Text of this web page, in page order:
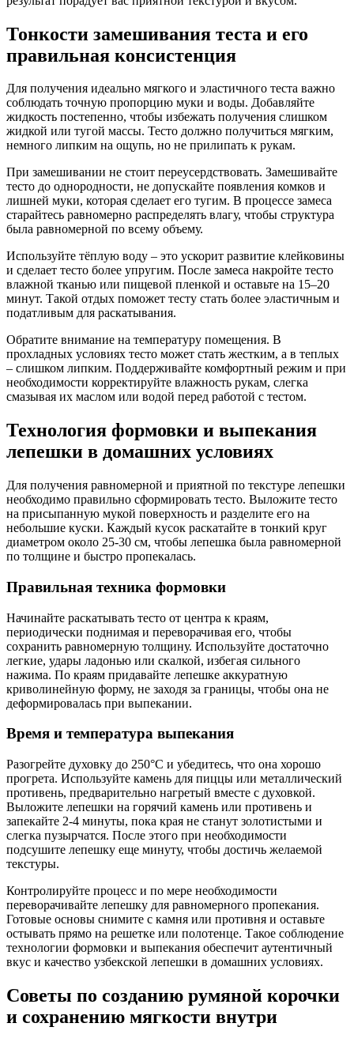
Тонкости замешивания теста и его
правильная консистенция
Для получения идеально мягкого и эластичного теста важно
соблюдать точную пропорцию муки и воды. Добавляйте
жидкость постепенно, чтобы избежать получения слишком
жидкой или тугой массы. Тесто должно получиться мягким,
немного липким на ощупь, но не прилипать к рукам.
При замешивании не стоит переусердствовать. Замешивайте
тесто до однородности, не допускайте появления комков и
лишней муки, которая сделает его тугим. В процессе замеса
старайтесь равномерно распределять влагу, чтобы структура
была равномерной по всему объему.
Используйте тёплую воду – это ускорит развитие клейковины
и сделает тесто более упругим. После замеса накройте тесто
влажной тканью или пищевой пленкой и оставьте на 15–20
минут. Такой отдых поможет тесту стать более эластичным и
податливым для раскатывания.
Обратите внимание на температуру помещения. В
прохладных условиях тесто может стать жестким, а в теплых
– слишком липким. Поддерживайте комфортный режим и при
необходимости корректируйте влажность рукам, слегка
смазывая их маслом или водой перед работой с тестом.
Технология формовки и выпекания
лепешки в домашних условиях
Для получения равномерной и приятной по текстуре лепешки
необходимо правильно сформировать тесто. Выложите тесто
на присыпанную мукой поверхность и разделите его на
небольшие куски. Каждый кусок раскатайте в тонкий круг
диаметром около 25-30 см, чтобы лепешка была равномерной
по толщине и быстро пропекалась.
Правильная техника формовки
Начинайте раскатывать тесто от центра к краям,
периодически поднимая и переворачивая его, чтобы
сохранить равномерную толщину. Используйте достаточно
легкие, удары ладонью или скалкой, избегая сильного
нажима. По краям придавайте лепешке аккуратную
криволинейную форму, не заходя за границы, чтобы она не
деформировалась при выпекании.
Время и температура выпекания
Разогрейте духовку до 250°C и убедитесь, что она хорошо
прогрета. Используйте камень для пиццы или металлический
противень, предварительно нагретый вместе с духовкой.
Выложите лепешки на горячий камень или противень и
запекайте 2-4 минуты, пока края не станут золотистыми и
слегка пузырчатся. После этого при необходимости
подсушите лепешку еще минуту, чтобы достичь желаемой
текстуры.
Контролируйте процесс и по мере необходимости
переворачивайте лепешку для равномерного пропекания.
Готовые основы снимите с камня или противня и оставьте
остывать прямо на решетке или полотенце. Такое соблюдение
технологии формовки и выпекания обеспечит аутентичный
вкус и качество узбекской лепешки в домашних условиях.
Советы по созданию румяной корочки
и сохранению мягкости внутри